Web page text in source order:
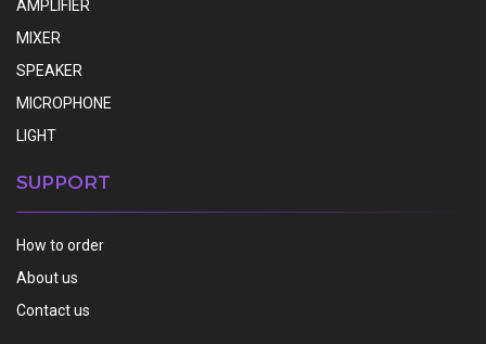
AMPLIFIER
MIXER
SPEAKER
MICROPHONE
LIGHT
SUPPORT
How to order
About us
Contact us